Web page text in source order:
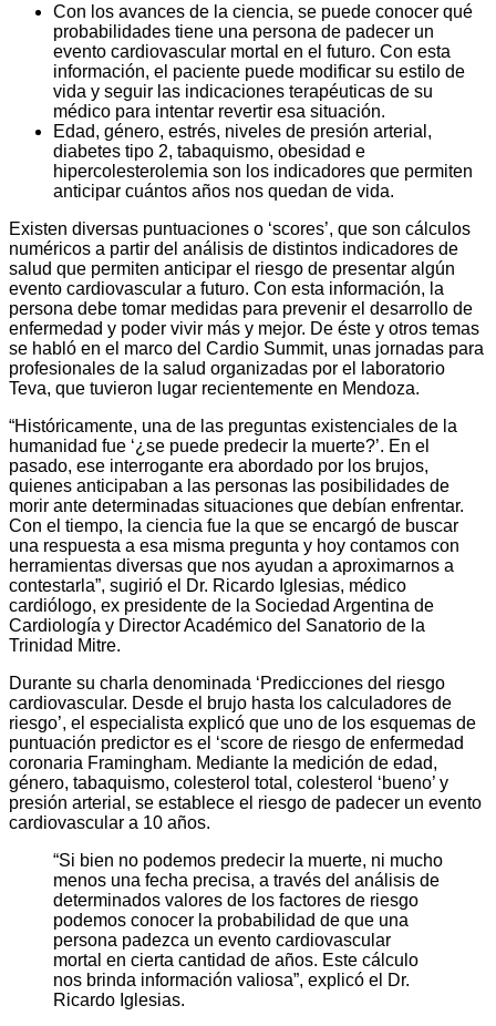
Con los avances de la ciencia, se puede conocer qué
probabilidades tiene una persona de padecer un
evento cardiovascular mortal en el futuro. Con esta
información, el paciente puede modificar su estilo de
vida y seguir las indicaciones terapéuticas de su
médico para intentar revertir esa situación.
Edad, género, estrés, niveles de presión arterial,
diabetes tipo 2, tabaquismo, obesidad e
hipercolesterolemia son los indicadores que permiten
anticipar cuántos años nos quedan de vida.
Existen diversas puntuaciones o ‘scores’, que son cálculos
numéricos a partir del análisis de distintos indicadores de
salud que permiten anticipar el riesgo de presentar algún
evento cardiovascular a futuro. Con esta información, la
persona debe tomar medidas para prevenir el desarrollo de
enfermedad y poder vivir más y mejor. De éste y otros temas
se habló en el marco del Cardio Summit, unas jornadas para
profesionales de la salud organizadas por el laboratorio
Teva, que tuvieron lugar recientemente en Mendoza.
“Históricamente, una de las preguntas existenciales de la
humanidad fue ‘¿se puede predecir la muerte?’. En el
pasado, ese interrogante era abordado por los brujos,
quienes anticipaban a las personas las posibilidades de
morir ante determinadas situaciones que debían enfrentar.
Con el tiempo, la ciencia fue la que se encargó de buscar
una respuesta a esa misma pregunta y hoy contamos con
herramientas diversas que nos ayudan a aproximarnos a
contestarla”, sugirió el Dr. Ricardo Iglesias, médico
cardiólogo, ex presidente de la Sociedad Argentina de
Cardiología y Director Académico del Sanatorio de la
Trinidad Mitre.
Durante su charla denominada ‘Predicciones del riesgo
cardiovascular. Desde el brujo hasta los calculadores de
riesgo’, el especialista explicó que uno de los esquemas de
puntuación predictor es el ‘score de riesgo de enfermedad
coronaria Framingham. Mediante la medición de edad,
género, tabaquismo, colesterol total, colesterol ‘bueno’ y
presión arterial, se establece el riesgo de padecer un evento
cardiovascular a 10 años.
“Si bien no podemos predecir la muerte, ni mucho
menos una fecha precisa, a través del análisis de
determinados valores de los factores de riesgo
podemos conocer la probabilidad de que una
persona padezca un evento cardiovascular
mortal en cierta cantidad de años. Este cálculo
nos brinda información valiosa”, explicó el Dr.
Ricardo Iglesias.